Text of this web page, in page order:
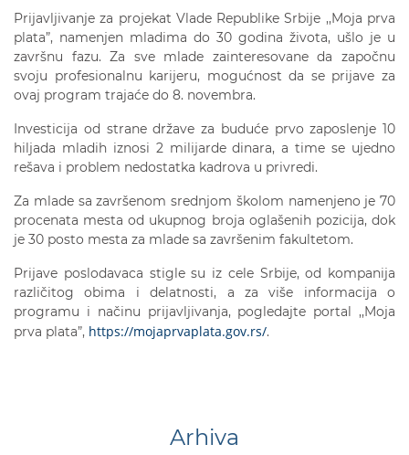
Prijavljivanje za projekat Vlade Republike Srbije ,,Moja prva
plata”, namenjen mladima do 30 godina života, ušlo je u
završnu fazu. Za sve mlade zainteresovane da započnu
svoju profesionalnu karijeru, mogućnost da se prijave za
ovaj program trajaće do 8. novembra.
Investicija od strane države za buduće prvo zaposlenje 10
hiljada mladih iznosi 2 milijarde dinara, a time se ujedno
rešava i problem nedostatka kadrova u privredi.
Za mlade sa završenom srednjom školom namenjeno je 70
procenata mesta od ukupnog broja oglašenih pozicija, dok
je 30 posto mesta za mlade sa završenim fakultetom.
Prijave poslodavaca stigle su iz cele Srbije, od kompanija
različitog obima i delatnosti, a za više informacija o
programu i načinu prijavljivanja, pogledajte portal ,,Moja
prva plata”, https://mojaprvaplata.gov.rs/.
Arhiva